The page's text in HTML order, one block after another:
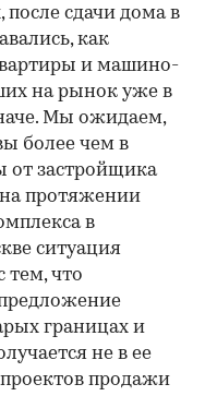
после сдачи дома в
как
и машино-
на рынок уже в
Мы ожидаем,
более чем в
от застройщика
протяжении
в
ситуация
тем, что
границах и
не в ее
проектов продажи